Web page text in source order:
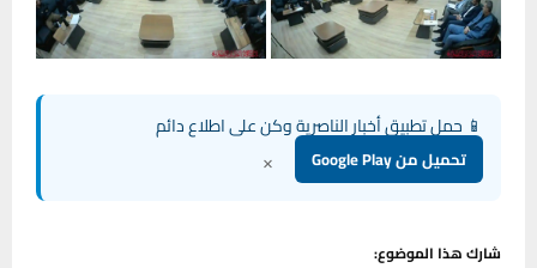
📱 حمل تطبيق أخبار الناصرية وكن على اطلاع دائم
تحميل من Google Play ×
شارك هذا الموضوع: